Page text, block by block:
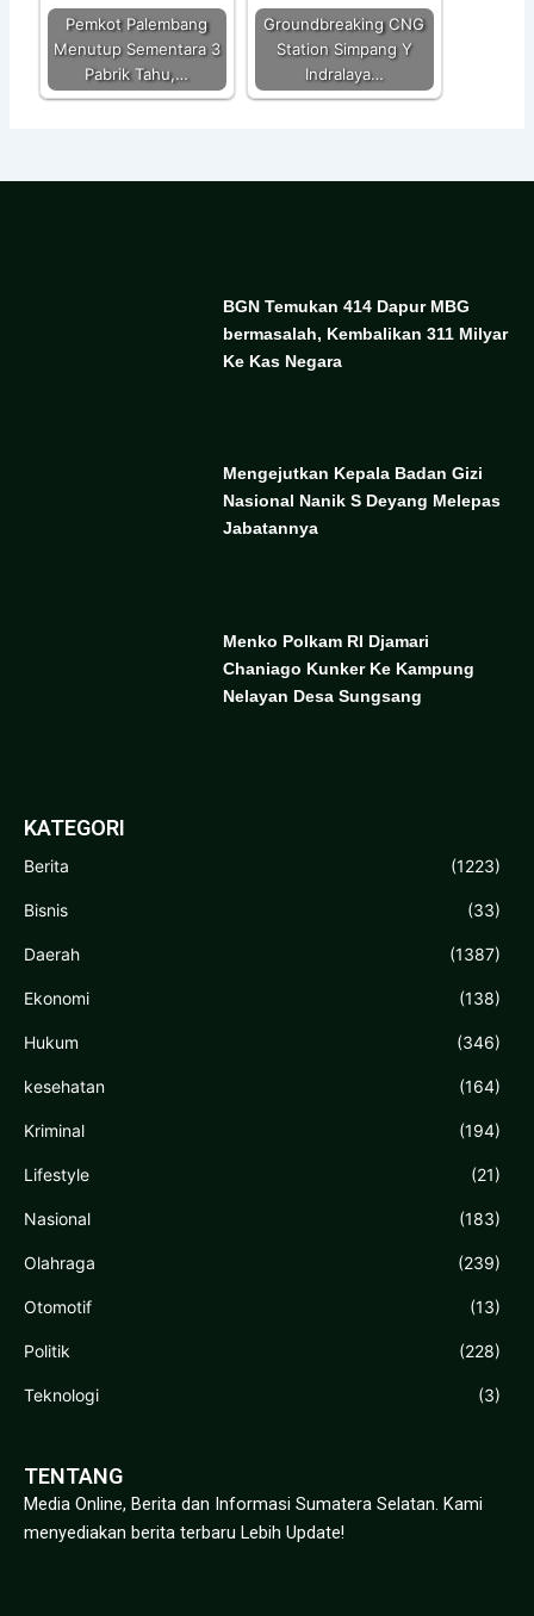
Pemkot Palembang
Menutup Sementara 3
Pabrik Tahu,…
Groundbreaking CNG
Station Simpang Y
Indralaya…
BGN Temukan 414 Dapur MBG
bermasalah, Kembalikan 311 Milyar
Ke Kas Negara
Mengejutkan Kepala Badan Gizi
Nasional Nanik S Deyang Melepas
Jabatannya
Menko Polkam RI Djamari
Chaniago Kunker Ke Kampung
Nelayan Desa Sungsang
KATEGORI
Berita (1223)
Bisnis (33)
Daerah (1387)
Ekonomi (138)
Hukum (346)
kesehatan (164)
Kriminal (194)
Lifestyle (21)
Nasional (183)
Olahraga (239)
Otomotif (13)
Politik (228)
Teknologi (3)
TENTANG
Media Online, Berita dan Informasi Sumatera Selatan. Kami
menyediakan berita terbaru Lebih Update!